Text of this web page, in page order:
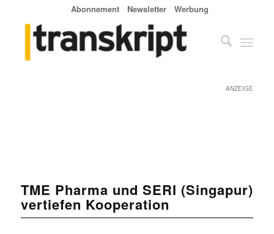
Abonnement Newsletter Werbung
ANZEIGE
TME Pharma und SERI (Singapur)
vertiefen Kooperation